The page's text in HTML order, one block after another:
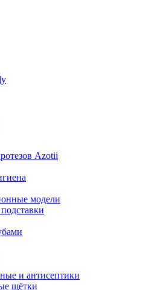
Azotii
модели
и антисептики
щётки